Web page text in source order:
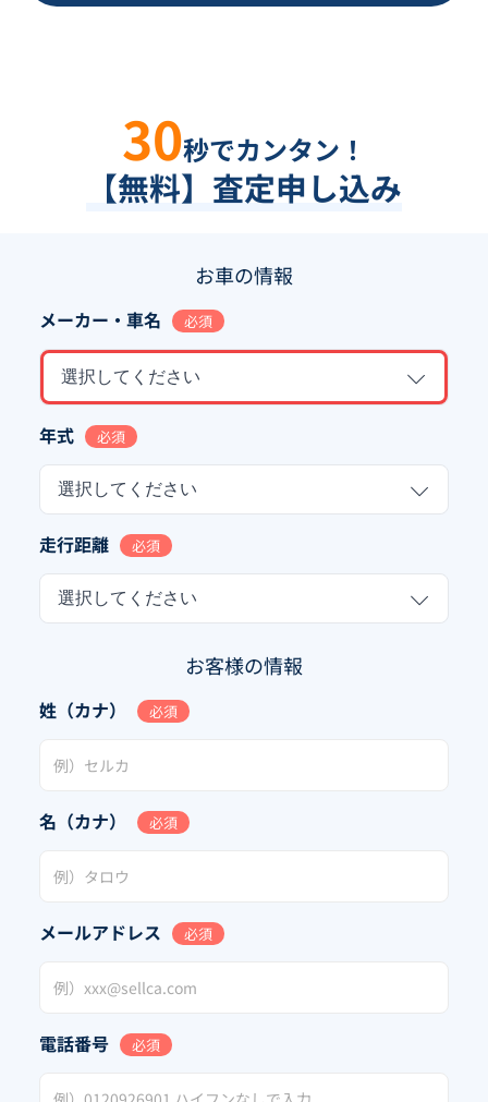
30秒でカンタン！
【無料】査定申し込み
お車の情報
メーカー・車名 必須
選択してください
年式 必須
選択してください
走行距離 必須
選択してください
お客様の情報
姓（カナ） 必須
名（カナ） 必須
メールアドレス 必須
電話番号 必須